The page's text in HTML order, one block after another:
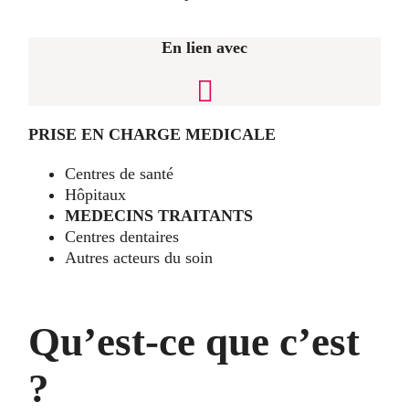
En lien avec
PRISE EN CHARGE MEDICALE
Centres de santé
Hôpitaux
MEDECINS TRAITANTS
Centres dentaires
Autres acteurs du soin
Qu’est-ce que c’est
?